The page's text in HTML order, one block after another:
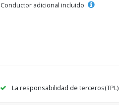
Conductor adicional incluido
La responsabilidad de terceros(TPL)